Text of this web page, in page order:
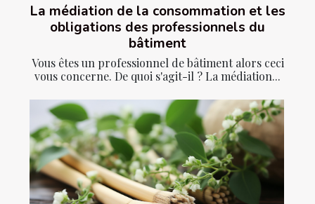
La médiation de la consommation et les
obligations des professionnels du
bâtiment
Vous êtes un professionnel de bâtiment alors ceci
vous concerne. De quoi s'agit-il ? La médiation...